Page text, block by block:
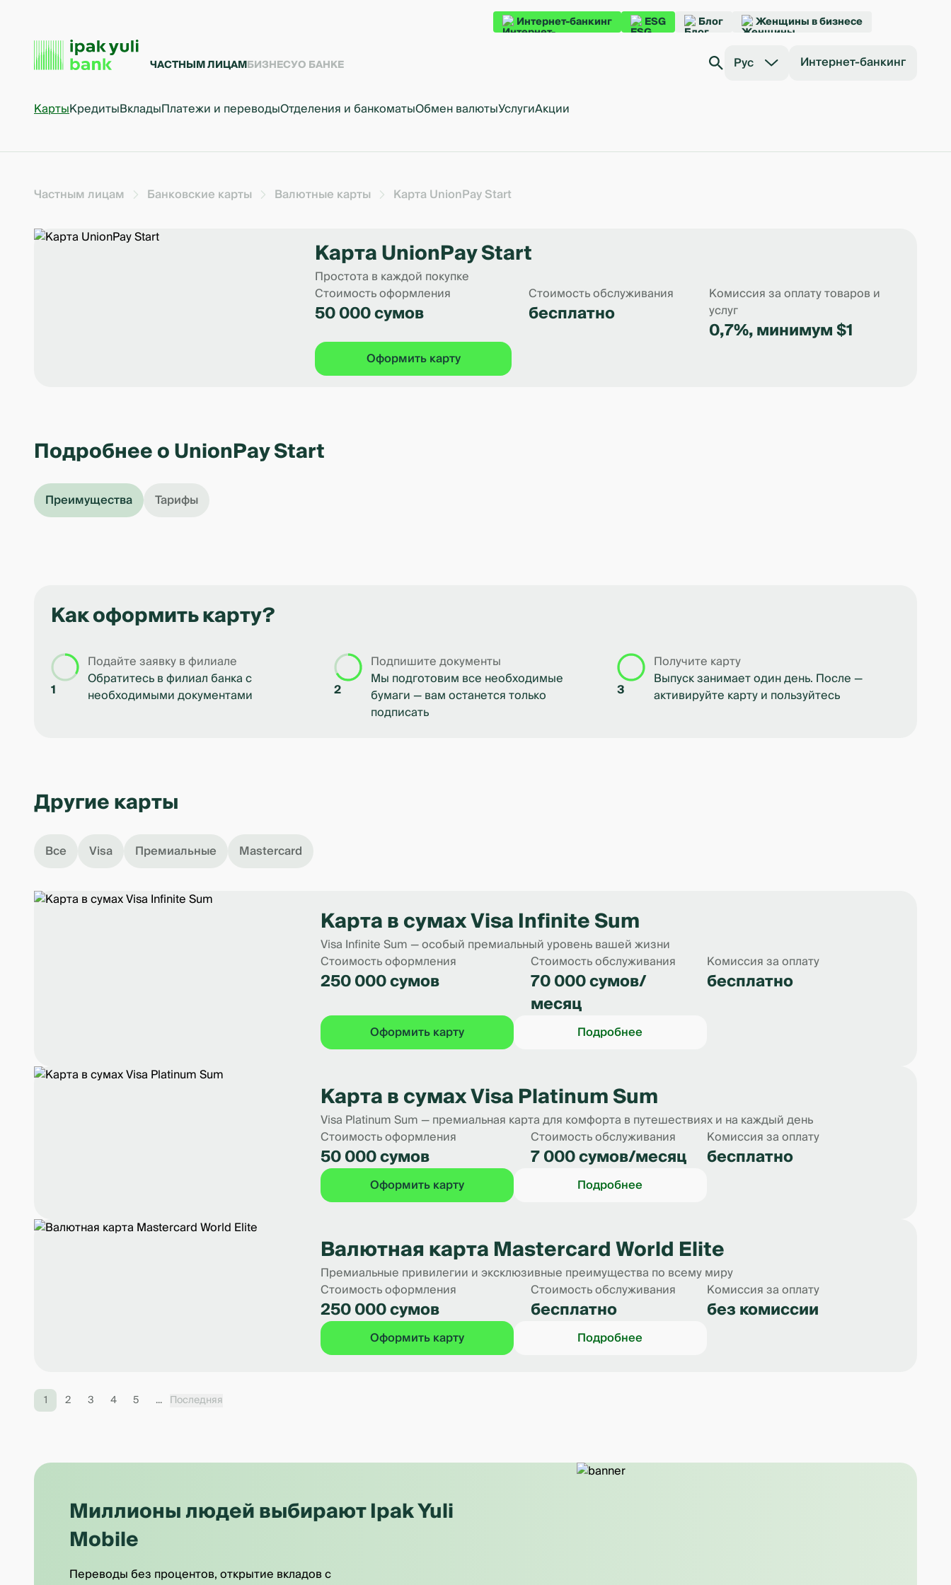
Интернет-банкинг ESG Блог Женщины в бизнесе
ЧАСТНЫМ ЛИЦАМБИЗНЕСУО БАНКЕ Рус Интернет-банкинг
КартыКредитыВкладыПлатежи и переводыОтделения и банкоматыОбмен валютыУслугиАкции
Частным лицам Банковские карты Валютные карты Карта UnionPay Start
Карта UnionPay Start
Простота в каждой покупке
Стоимость оформления
50 000 сумов
Стоимость обслуживания
бесплатно
Комиссия за оплату товаров и
услуг
0,7%, минимум $1
Оформить карту
Подробнее о UnionPay Start
Преимущества Тарифы
Как оформить карту?
1
Подайте заявку в филиале
Обратитесь в филиал банка с
необходимыми документами
2
Подпишите документы
Мы подготовим все необходимые
бумаги — вам останется только
подписать
3
Получите карту
Выпуск занимает один день. После —
активируйте карту и пользуйтесь
Другие карты
Все Visa Премиальные Mastercard
Карта в сумах Visa Infinite Sum
Visa Infinite Sum — особый премиальный уровень вашей жизни
Стоимость оформления
250 000 сумов
Стоимость обслуживания
70 000 сумов/
месяц
Комиссия за оплату
бесплатно
Оформить карту Подробнее
Карта в сумах Visa Platinum Sum
Visa Platinum Sum — премиальная карта для комфорта в путешествиях и на каждый день
Стоимость оформления
50 000 сумов
Стоимость обслуживания
7 000 сумов/месяц
Комиссия за оплату
бесплатно
Оформить карту Подробнее
Валютная карта Mastercard World Elite
Премиальные привилегии и эксклюзивные преимущества по всему миру
Стоимость оформления
250 000 сумов
Стоимость обслуживания
бесплатно
Комиссия за оплату
без комиссии
Оформить карту Подробнее
1 2 3 4 5 ... Последняя
Миллионы людей выбирают Ipak Yuli
Mobile
Переводы без процентов, открытие вкладов с